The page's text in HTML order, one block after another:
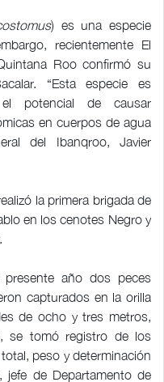
) es una especie
recientemente El
Roo confirmó su
“Esta especie es
el potencial de causar
en cuerpos de agua
del Ibanqroo, Javier
la primera brigada de
en los cenotes Negro y
año dos peces
capturados en la orilla
de ocho y tres metros,
se tomó registro de los
peso y determinación
jefe de Departamento de